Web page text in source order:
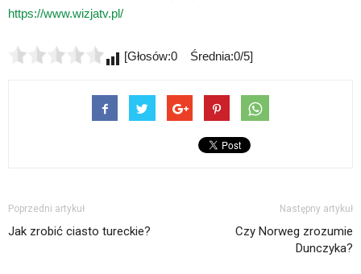
https://www.wizjatv.pl/
[Głosów:0 Średnia:0/5]
Poprzedni artykuł
Jak zrobić ciasto tureckie?
Następny artykuł
Czy Norweg zrozumie
Dunczyka?